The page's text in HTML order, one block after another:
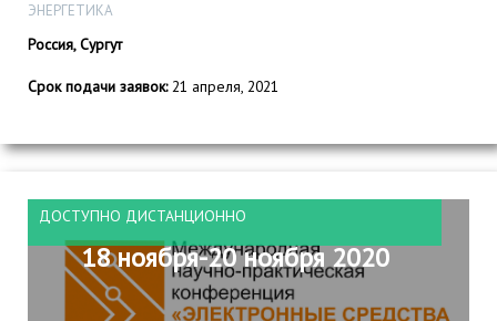
ЭНЕРГЕТИКА
Россия, Сургут
Срок подачи заявок:21 апреля, 2021
ДОСТУПНО ДИСТАНЦИОННО
18 ноября-20 ноября 2020